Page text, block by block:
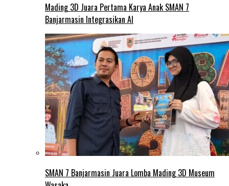
Mading 3D Juara Pertama Karya Anak SMAN 7
Banjarmasin Integrasikan AI
SMAN 7 Banjarmasin Juara Lomba Mading 3D Museum